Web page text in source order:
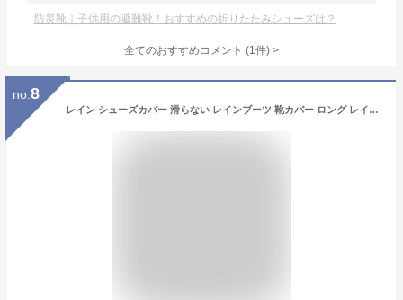
防災靴｜子供用の避難靴！おすすめの折りたたみシューズは？
全てのおすすめコメント (1件) >
no. 8
レイン シューズカバー 滑らない レインブーツ 靴カバー ロング レインブーツカバー レイングッズ 雨用 防水 アウトドア 折りたたみ 折り畳み 長靴 持ち運び 雨 防災 災害 通学 ゲリラ 雨対策 梅雨 キッズ こども 子供用 メンズ レディース 男女兼用